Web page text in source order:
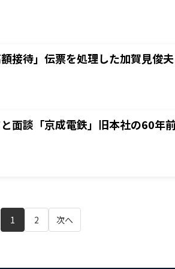
接待」伝票を処理した加賀見俊夫
面談「京成電鉄」旧本社の60年
1 2 次へ